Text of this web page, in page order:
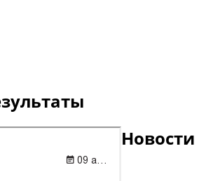
Новости